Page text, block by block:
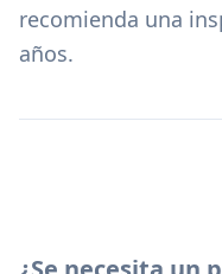
recomienda una
años.